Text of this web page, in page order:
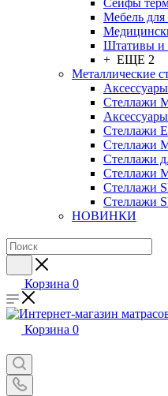
Сейфы
Мебель
Штативы
+ ЕЩЕ 2
Металлические
Стеллажи
Стеллажи
Стеллажи
Стеллажи
Стеллажи
Стеллажи
Стеллажи
НОВИНКИ
Корзина 0
Корзина 0